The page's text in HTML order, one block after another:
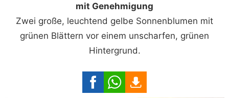
mit Genehmigung
Zwei große, leuchtend gelbe Sonnenblumen mit
grünen Blättern vor einem unscharfen, grünen
Hintergrund.